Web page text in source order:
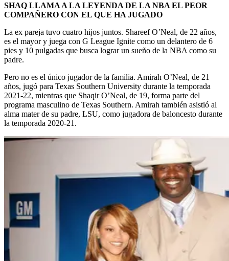
SHAQ LLAMA A LA LEYENDA DE LA NBA EL PEOR
COMPAÑERO CON EL QUE HA JUGADO
La ex pareja tuvo cuatro hijos juntos. Shareef O’Neal, de 22 años,
es el mayor y juega con G League Ignite como un delantero de 6
pies y 10 pulgadas que busca lograr un sueño de la NBA como su
padre.
Pero no es el único jugador de la familia. Amirah O’Neal, de 21
años, jugó para Texas Southern University durante la temporada
2021-22, mientras que Shaqir O’Neal, de 19, forma parte del
programa masculino de Texas Southern. Amirah también asistió al
alma mater de su padre, LSU, como jugadora de baloncesto durante
la temporada 2020-21.